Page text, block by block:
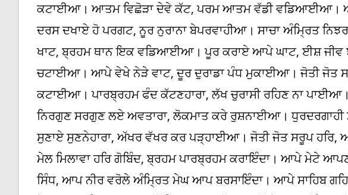
ਕਟਾਈਆ। ਆਤਮ ਵਿਛੋੜਾ ਦੇਵੇ ਕੱਟ, ਪਰਮ ਆਤਮ ਵੱਡੀ ਵਡਿਆਈਆ।
ਦਰਸ ਦਖਾਏ ਹੋ ਪਰਗਟ, ਨੂਰ ਨੁਰਾਨਾ ਬੇਪਰਵਾਹੀਆ। ਸਾਚਾ ਅੰਮ੍ਰਿਤ
ਖਾਟ, ਬ੍ਰਹਮ ਥਾਨ ਇਕ ਵਡਿਆਈਆ। ਪੂਰ ਕਰਾਏ ਆਪੇ ਘਾਟ, ਈਸ਼
ਚਟਾਈਆ। ਆਪੇ ਵੇਖੇ ਨੇੜੇ ਵਾਟ, ਦੂਰ ਦੁਰਾਡਾ ਪੰਧ ਮੁਕਾਈਆ। ਜੋਤੀ ਜੋਤ
ਕਟਾਈਆ। ਪਾਰਬ੍ਰਹਮ ਫੰਦ ਕੱਟਣਹਾਰਾ, ਲੱਖ ਚੁਰਾਸੀ ਰਹਿਣ ਨਾ
ਨਿਰਗੁਣ ਸਰਗੁਣ ਲਏ ਅਵਤਾਰਾ, ਲੋਕਮਾਤ ਕਰੇ ਰੁਸ਼ਨਾਈਆ।
ਸੁਣਾਏ ਸੁਣਨੇਹਾਰਾ, ਅੱਖਰ ਵੱਖਰ ਕਰ ਪੜ੍ਹਾਈਆ। ਜੋਤੀ ਜੋਤ ਸਰੂਪ
ਮੇਲ ਮਿਲਾਵਾ ਹਰਿ ਗੋਬਿੰਦ, ਬ੍ਰਹਮ ਪਾਰਬ੍ਰਹਮ ਕਰਾਇੰਦਾ। ਆਪੇ ਮੇਟੇ
ਸਿੰਧ, ਆਪ ਨੀਰ ਵਰੋਲੇ ਅੰਮ੍ਰਿਤ ਮੇਘ ਆਪ ਬਰਸਾਇੰਦਾ। ਆਪੇ ਸਾਹਿਬ